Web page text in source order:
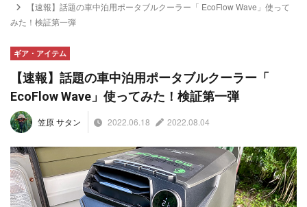
【速報】話題の車中泊用ポータブルクーラー「 EcoFlow Wave」使って
みた！検証第一弾
ギア・アイテム
【速報】話題の車中泊用ポータブルクーラー「
EcoFlow Wave」使ってみた！検証第一弾
笠原 サタン 2022.06.18 2022.08.04